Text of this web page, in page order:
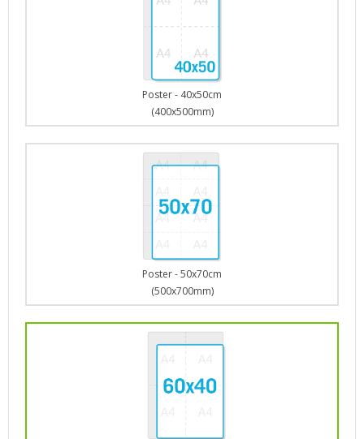
Poster - 40x50cm
(400x500mm)
Poster - 50x70cm
(500x700mm)